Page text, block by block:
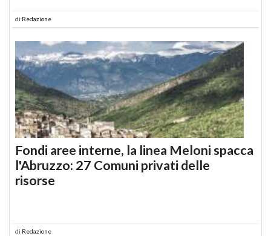
di Redazione
Fondi aree interne, la linea Meloni spacca
l'Abruzzo: 27 Comuni privati delle
risorse
di Redazione